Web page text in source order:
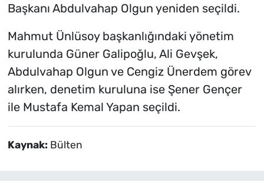
Başkanı Abdulvahap Olgun yeniden seçildi.
Mahmut Ünlüsoy başkanlığındaki yönetim
kurulunda Güner Galipoğlu, Ali Gevşek,
Abdulvahap Olgun ve Cengiz Ünerdem görev
alırken, denetim kuruluna ise Şener Gençer
ile Mustafa Kemal Yapan seçildi.
Kaynak: Bülten